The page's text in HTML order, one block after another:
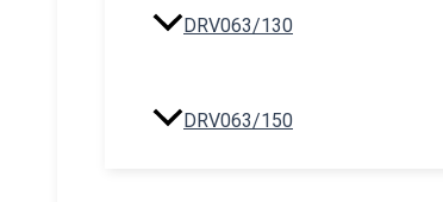
DRV063/130
DRV063/150